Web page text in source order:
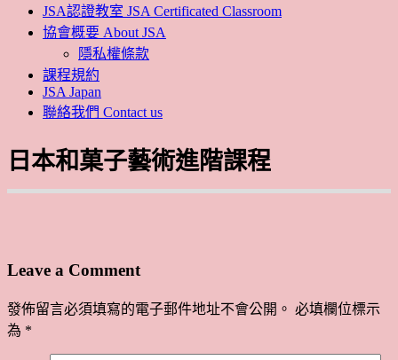
JSA認證教室 JSA Certificated Classroom
協會概要 About JSA
隱私權條款
課程規約
JSA Japan
聯絡我們 Contact us
日本和菓子藝術進階課程
Leave a Comment
發佈留言必須填寫的電子郵件地址不會公開。 必填欄位標示
為 *